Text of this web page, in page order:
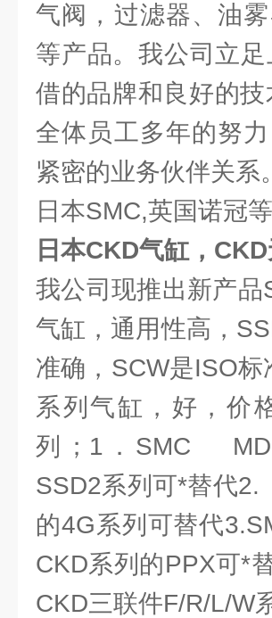
气阀，过滤器、油
等产品。我公司立
借的品牌和良好的
全体员工多年的努
紧密的业务伙伴关
日本SMC,英国诺冠
日本CKD气缸，
我公司现推出新产
气缸，通用性高，
准确，SCW是ISO
系列气缸，好，价
列；1．SMC
SSD2系列可*替代
的4G系列可替代
CKD系列的PPX可*
CKD三联件F/R/L/W